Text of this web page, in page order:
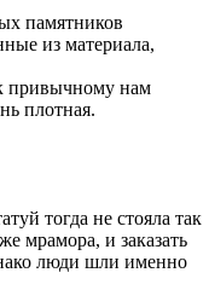
памятников
из материала,
привычному нам
плотная.
тогда не стояла так
мрамора, и заказать
люди шли именно